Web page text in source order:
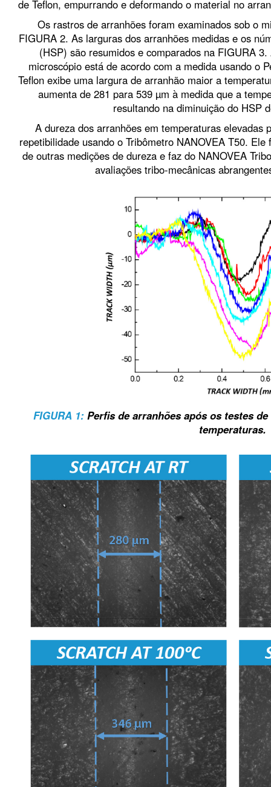
de Teflon, empurrando e deformando o material no
Os rastros de arranhões foram examinados sob o
FIGURA 2. As larguras dos arranhões medidas e os
(HSP) são resumidos e comparados na FIGURA
microscópio está de acordo com a medida usando o
Teflon exibe uma largura de arranhão maior a
aumenta de 281 para 539 µm à medida que a
resultando na diminuição do HSP
A dureza dos arranhões em temperaturas elevadas
repetibilidade usando o Tribômetro NANOVEA T50.
de outras medições de dureza e faz do NANOVEA
avaliações tribo-mecânicas
FIGURA 1: Perfis de arranhões após os testes
temperaturas.